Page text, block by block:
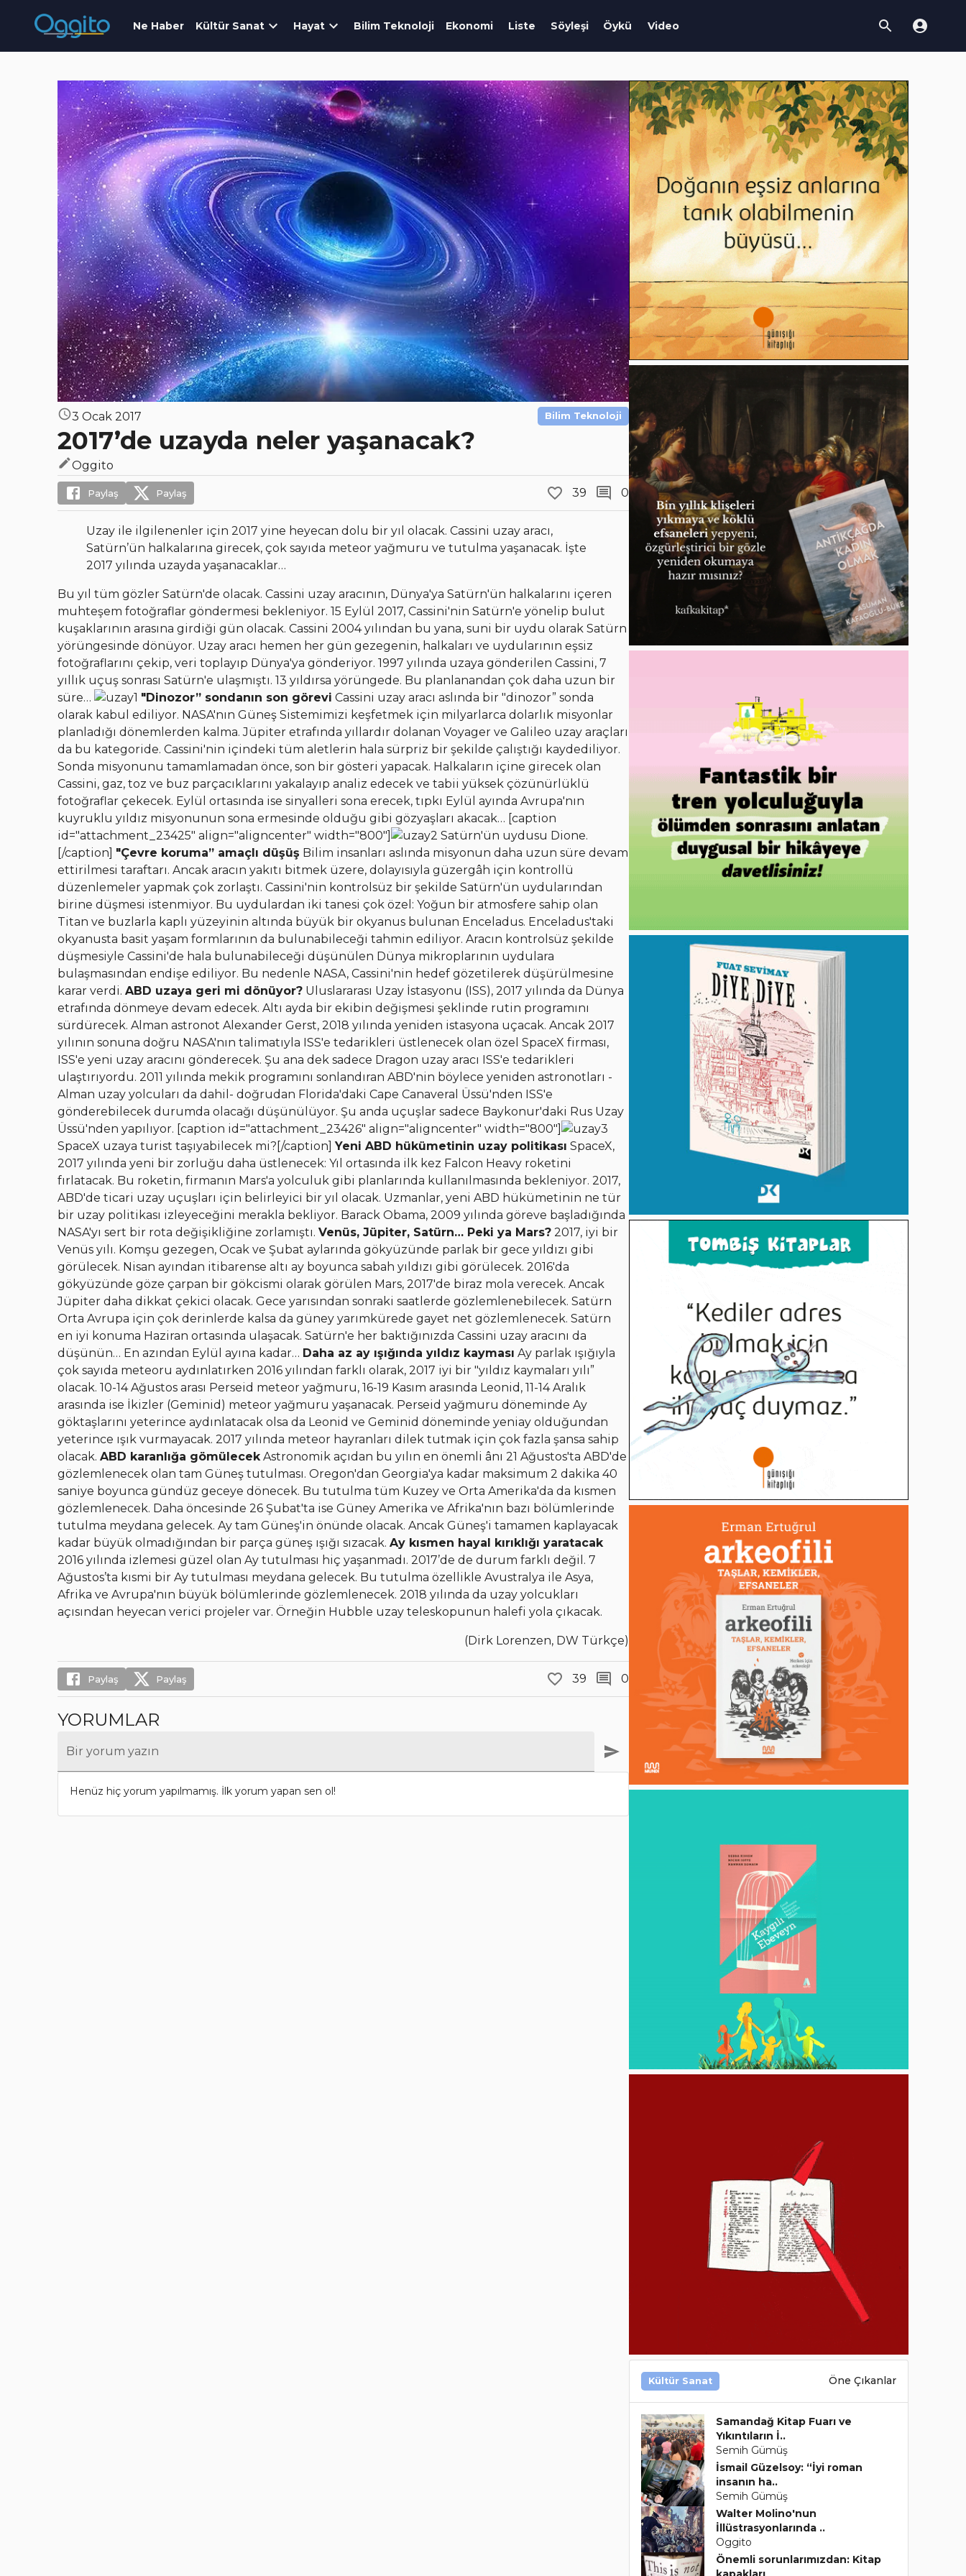
Ne Haber Kültür Sanat Hayat Bilim Teknoloji Ekonomi Liste Söyleşi Öykü Video
3 Ocak 2017 Bilim Teknoloji
2017’de uzayda neler yaşanacak?
Oggito
Paylaş Paylaş 39 0
Uzay ile ilgilenenler için 2017 yine heyecan dolu bir yıl olacak. Cassini uzay aracı,
Satürn’ün halkalarına girecek, çok sayıda meteor yağmuru ve tutulma yaşanacak. İşte
2017 yılında uzayda yaşanacaklar…
Bu yıl tüm gözler Satürn'de olacak. Cassini uzay aracının, Dünya'ya Satürn'ün halkalarını içeren
muhteşem fotoğraflar göndermesi bekleniyor. 15 Eylül 2017, Cassini'nin Satürn'e yönelip bulut
kuşaklarının arasına girdiği gün olacak. Cassini 2004 yılından bu yana, suni bir uydu olarak Satürn
yörüngesinde dönüyor. Uzay aracı hemen her gün gezegenin, halkaları ve uydularının eşsiz
fotoğraflarını çekip, veri toplayıp Dünya'ya gönderiyor. 1997 yılında uzaya gönderilen Cassini, 7
yıllık uçuş sonrası Satürn'e ulaşmıştı. 13 yıldırsa yörüngede. Bu planlanandan çok daha uzun bir
süre…
"Dinozor” sondanın son görevi Cassini uzay aracı aslında bir "dinozor” sonda
olarak kabul ediliyor. NASA'nın Güneş Sistemimizi keşfetmek için milyarlarca dolarlık misyonlar
planladığı dönemlerden kalma. Jüpiter etrafında yıllardır dolanan Voyager ve Galileo uzay araçları
da bu kategoride. Cassini'nin içindeki tüm aletlerin hala sürpriz bir şekilde çalıştığı kaydediliyor.
Sonda misyonunu tamamlamadan önce, son bir gösteri yapacak. Halkaların içine girecek olan
Cassini, gaz, toz ve buz parçacıklarını yakalayıp analiz edecek ve tabii yüksek çözünürlüklü
fotoğraflar çekecek. Eylül ortasında ise sinyalleri sona erecek, tıpkı Eylül ayında Avrupa'nın
kuyruklu yıldız misyonunun sona ermesinde olduğu gibi gözyaşları akacak… [caption
id="attachment_23425" align="aligncenter" width="800"]
Satürn'ün uydusu Dione.
[/caption] "Çevre koruma” amaçlı düşüş Bilim insanları aslında misyonun daha uzun süre devam
ettirilmesi taraftarı. Ancak aracın yakıtı bitmek üzere, dolayısıyla güzergâh için kontrollü
düzenlemeler yapmak çok zorlaştı. Cassini'nin kontrolsüz bir şekilde Satürn'ün uydularından
birine düşmesi istenmiyor. Bu uydulardan iki tanesi çok özel: Yoğun bir atmosfere sahip olan
Titan ve buzlarla kaplı yüzeyinin altında büyük bir okyanus bulunan Enceladus. Enceladus'taki
okyanusta basit yaşam formlarının da bulunabileceği tahmin ediliyor. Aracın kontrolsüz şekilde
düşmesiyle Cassini'de hala bulunabileceği düşünülen Dünya mikroplarının uydulara
bulaşmasından endişe ediliyor. Bu nedenle NASA, Cassini'nin hedef gözetilerek düşürülmesine
karar verdi. ABD uzaya geri mi dönüyor? Uluslararası Uzay İstasyonu (ISS), 2017 yılında da Dünya
etrafında dönmeye devam edecek. Altı ayda bir ekibin değişmesi şeklinde rutin programını
sürdürecek. Alman astronot Alexander Gerst, 2018 yılında yeniden istasyona uçacak. Ancak 2017
yılının sonuna doğru NASA'nın talimatıyla ISS'e tedarikleri üstlenecek olan özel SpaceX firması,
ISS'e yeni uzay aracını gönderecek. Şu ana dek sadece Dragon uzay aracı ISS'e tedarikleri
ulaştırıyordu. 2011 yılında mekik programını sonlandıran ABD'nin böylece yeniden astronotları -
Alman uzay yolcuları da dahil- doğrudan Florida'daki Cape Canaveral Üssü'nden ISS'e
gönderebilecek durumda olacağı düşünülüyor. Şu anda uçuşlar sadece Baykonur'daki Rus Uzay
Üssü'nden yapılıyor. [caption id="attachment_23426" align="aligncenter" width="800"]
SpaceX uzaya turist taşıyabilecek mi?[/caption] Yeni ABD hükümetinin uzay politikası SpaceX,
2017 yılında yeni bir zorluğu daha üstlenecek: Yıl ortasında ilk kez Falcon Heavy roketini
fırlatacak. Bu roketin, firmanın Mars'a yolculuk gibi planlarında kullanılmasında bekleniyor. 2017,
ABD'de ticari uzay uçuşları için belirleyici bir yıl olacak. Uzmanlar, yeni ABD hükümetinin ne tür
bir uzay politikası izleyeceğini merakla bekliyor. Barack Obama, 2009 yılında göreve başladığında
NASA'yı sert bir rota değişikliğine zorlamıştı. Venüs, Jüpiter, Satürn… Peki ya Mars? 2017, iyi bir
Venüs yılı. Komşu gezegen, Ocak ve Şubat aylarında gökyüzünde parlak bir gece yıldızı gibi
görülecek. Nisan ayından itibarense altı ay boyunca sabah yıldızı gibi görülecek. 2016'da
gökyüzünde göze çarpan bir gökcismi olarak görülen Mars, 2017'de biraz mola verecek. Ancak
Jüpiter daha dikkat çekici olacak. Gece yarısından sonraki saatlerde gözlemlenebilecek. Satürn
Orta Avrupa için çok derinlerde kalsa da güney yarımkürede gayet net gözlemlenecek. Satürn
en iyi konuma Haziran ortasında ulaşacak. Satürn'e her baktığınızda Cassini uzay aracını da
düşünün… En azından Eylül ayına kadar… Daha az ay ışığında yıldız kayması Ay parlak ışığıyla
çok sayıda meteoru aydınlatırken 2016 yılından farklı olarak, 2017 iyi bir "yıldız kaymaları yılı”
olacak. 10-14 Ağustos arası Perseid meteor yağmuru, 16-19 Kasım arasında Leonid, 11-14 Aralık
arasında ise İkizler (Geminid) meteor yağmuru yaşanacak. Perseid yağmuru döneminde Ay
göktaşlarını yeterince aydınlatacak olsa da Leonid ve Geminid döneminde yeniay olduğundan
yeterince ışık vurmayacak. 2017 yılında meteor hayranları dilek tutmak için çok fazla şansa sahip
olacak. ABD karanlığa gömülecekAstronomik açıdan bu yılın en önemli ânı 21 Ağustos'ta ABD'de
gözlemlenecek olan tam Güneş tutulması. Oregon'dan Georgia'ya kadar maksimum 2 dakika 40
saniye boyunca gündüz geceye dönecek. Bu tutulma tüm Kuzey ve Orta Amerika'da da kısmen
gözlemlenecek. Daha öncesinde 26 Şubat'ta ise Güney Amerika ve Afrika'nın bazı bölümlerinde
tutulma meydana gelecek. Ay tam Güneş'in önünde olacak. Ancak Güneş'i tamamen kaplayacak
kadar büyük olmadığından bir parça güneş ışığı sızacak. Ay kısmen hayal kırıklığı yaratacak
2016 yılında izlemesi güzel olan Ay tutulması hiç yaşanmadı. 2017’de de durum farklı değil. 7
Ağustos’ta kısmi bir Ay tutulması meydana gelecek. Bu tutulma özellikle Avustralya ile Asya,
Afrika ve Avrupa'nın büyük bölümlerinde gözlemlenecek. 2018 yılında da uzay yolcukları
açısından heyecan verici projeler var. Örneğin Hubble uzay teleskopunun halefi yola çıkacak.
(Dirk Lorenzen, DW Türkçe)
Paylaş Paylaş 39 0
YORUMLAR
Bir yorum yazın
Henüz hiç yorum yapılmamış. İlk yorum yapan sen ol!
Kültür Sanat Öne Çıkanlar
Samandağ Kitap Fuarı ve
Yıkıntıların İ..
Semih Gümüş
İsmail Güzelsoy: “İyi roman
insanın ha..
Semih Gümüş
Walter Molino'nun
İllüstrasyonlarında ..
Oggito
Önemli sorunlarımızdan: Kitap